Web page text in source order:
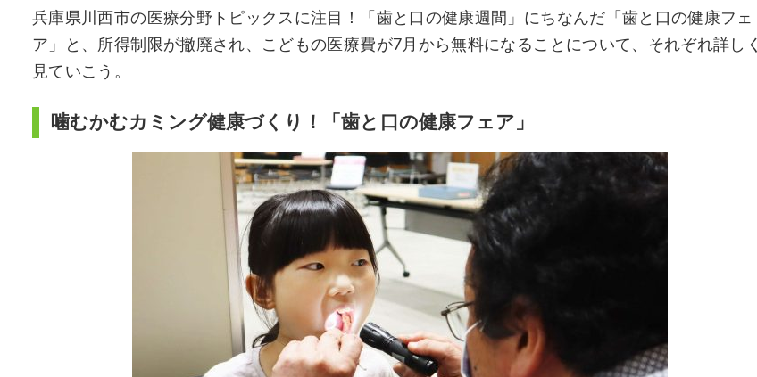
兵庫県川西市の医療分野トピックスに注目！「歯と口の健康週間」にちなんだ「歯と口の健康フェ
ア」と、所得制限が撤廃され、こどもの医療費が7月から無料になることについて、それぞれ詳しく
見ていこう。
噛むかむカミング健康づくり！「歯と口の健康フェア」